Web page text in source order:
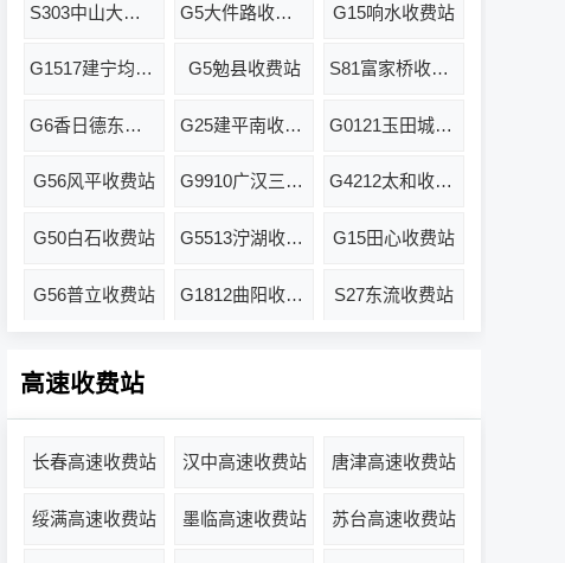
S303中山大道收费站 G5大件路收费站 G15响水收费站
G1517建宁均口收费站 G5勉县收费站 S81富家桥收费站
G6香日德东收费站 G25建平南收费站 G0121玉田城北收费站
G56风平收费站 G9910广汉三星堆收费站 G4212太和收费站
G50白石收费站 G5513泞湖收费站 G15田心收费站
G56普立收费站 G1812曲阳收费站 S27东流收费站
高速收费站
长春高速收费站 汉中高速收费站 唐津高速收费站
绥满高速收费站 墨临高速收费站 苏台高速收费站